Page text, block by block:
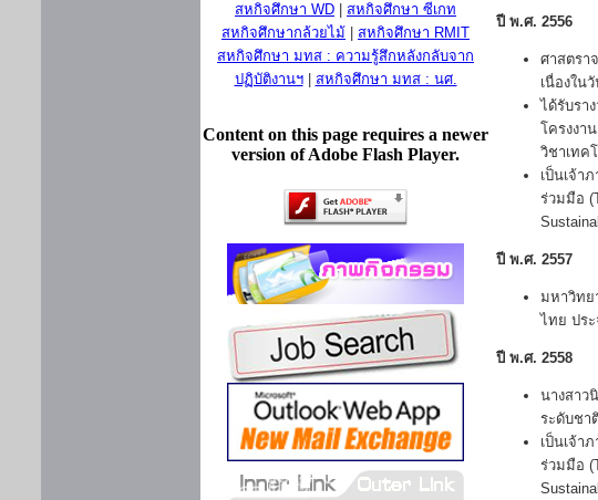
สหกิจศึกษา WD
สหกิจศึกษา ซีเกท
สหกิจศึกษากล้วยไม้
สหกิจศึกษา RMIT
สหกิจศึกษา มทส : ความรู้สึกหลังกลับจาก
ปฏิบัติงานฯ| สหกิจศึกษา มทส : นศ.
Content on this page requires a newer
version of Adobe Flash Player.
ปี พ.ศ. 2556
ศาสตรา
เนื่องใน
ได้รับรา
โครงงา
วิชาเทค
เป็นเจ้า
ร่วมมือ
ปี พ.ศ. 2557
มหาวิทย
ไทย ปร
ปี พ.ศ. 2558
นางสาว
ระดับชา
เป็นเจ้า
ร่วมมือ